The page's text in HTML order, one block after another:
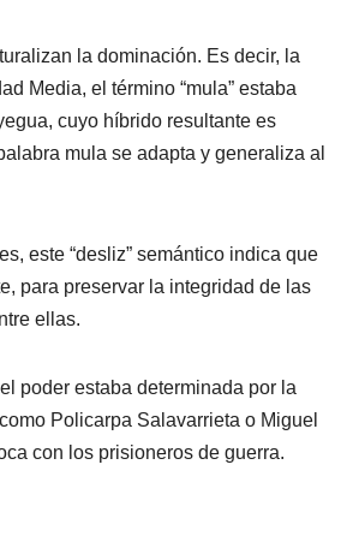
la dominación. Es decir, la
Media, el término “mula” estaba
cuyo híbrido resultante es
mula se adapta y generaliza al
este “desliz” semántico indica que
para preservar la integridad de las
ellas.
poder estaba determinada por la
Policarpa Salavarrieta o Miguel
con los prisioneros de guerra.